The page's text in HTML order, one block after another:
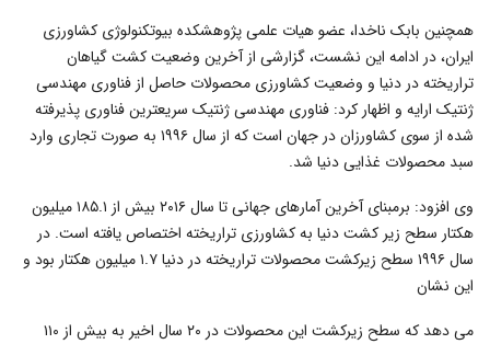
همچنین بابک ناخدا، عضو هیات علمی پژوهشکده بیوتکنولوژی کشاورزی
ایران، در ادامه این نشست، گزارشی از آخرین وضعیت کشت گیاهان
تراریخته در دنیا و وضعیت کشاورزی محصولات حاصل از فناوری مهندسی
ژنتیک ارایه و اظهار کرد: فناوری مهندسی ژنتیک سریعترین فناوری پذیرفته
شده از سوی کشاورزان در جهان است که از سال ۱۹۹۶ به صورت تجاری وارد
سبد محصولات غذایی دنیا شد.
وی افزود: برمبنای آخرین آمارهای جهانی تا سال ۲۰۱۶ بیش از ۱۸۵.۱ میلیون
هکتار سطح زیر کشت دنیا به کشاورزی تراریخته اختصاص یافته است. در
سال ۱۹۹۶ سطح زیرکشت محصولات تراریخته در دنیا ۱.۷ میلیون هکتار بود و
این نشان
می دهد که سطح زیرکشت این محصولات در ۲۰ سال اخیر به بیش از ۱۱۰